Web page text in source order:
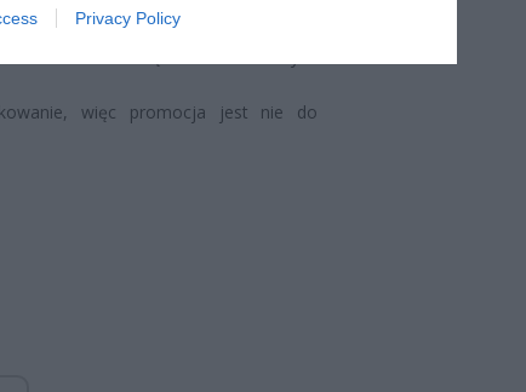
Privacy Policy
zakupie dwóch sztuk.
więc promocja jest nie do